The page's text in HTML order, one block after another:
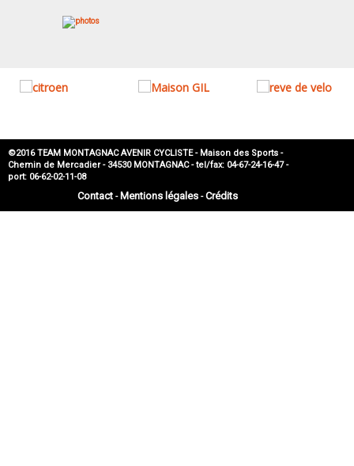
©2016 TEAM MONTAGNAC AVENIR CYCLISTE - Maison des Sports -
Chemin de Mercadier - 34530 MONTAGNAC - tel/fax: 04-67-24-16-47 -
port: 06-62-02-11-08
Contact- Mentions légales-Crédits